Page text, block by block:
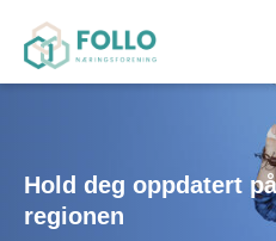
Hold deg oppdatert
regionen
Dra nytte av